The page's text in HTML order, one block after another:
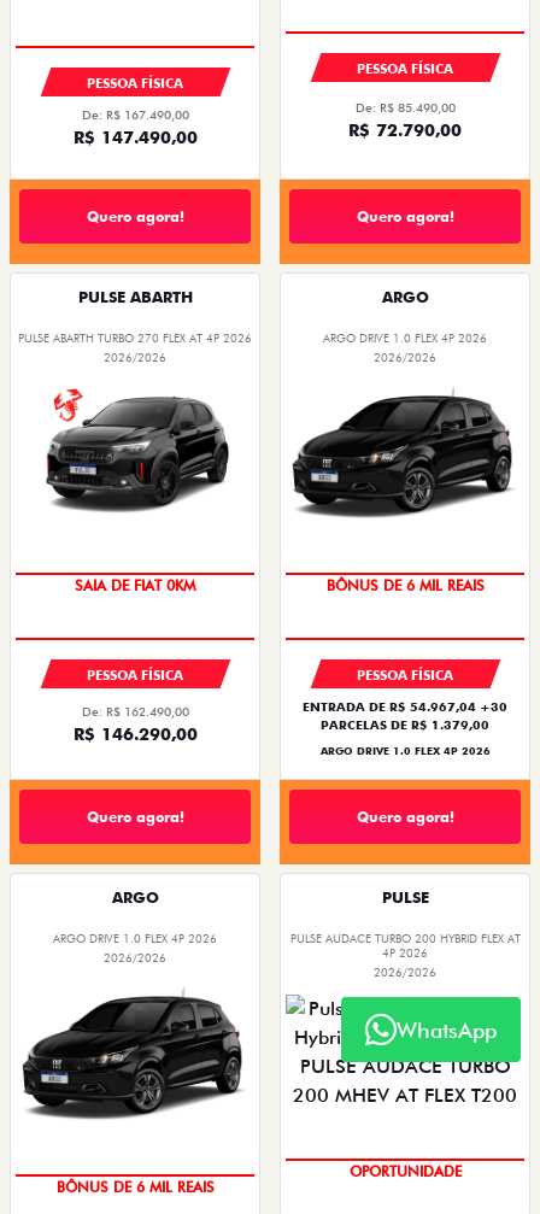
PESSOA FÍSICA
De: R$ 167.490,00
R$ 147.490,00
Quero agora!
PESSOA FÍSICA
De: R$ 85.490,00
R$ 72.790,00
Quero agora!
PULSE ABARTH
PULSE ABARTH TURBO 270 FLEX AT 4P 2026
2026/2026
PESSOA FÍSICA
De: R$ 162.490,00
R$ 146.290,00
Quero agora!
ARGO
ARGO DRIVE 1.0 FLEX 4P 2026
2026/2026
TAXA ZERO
PESSOA FÍSICA
ENTRADA DE R$ 54.967,04 +30
PARCELAS DE R$ 1.379,00
ARGO DRIVE 1.0 FLEX 4P 2026
Quero agora!
ARGO
ARGO DRIVE 1.0 FLEX 4P 2026
2026/2026
TAXA ZERO
PULSE
PULSE AUDACE TURBO 200 HYBRID FLEX AT
4P 2026
2026/2026
OPORTUNIDADE
WhatsApp